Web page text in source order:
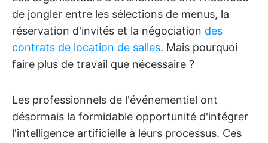
de jongler entre les sélections de menus, la
réservation d'invités et la négociation des
contrats de location de salles. Mais pourquoi
faire plus de travail que nécessaire ?
Les professionnels de l'événementiel ont
désormais la formidable opportunité d'intégrer
l'intelligence artificielle à leurs processus. Ces